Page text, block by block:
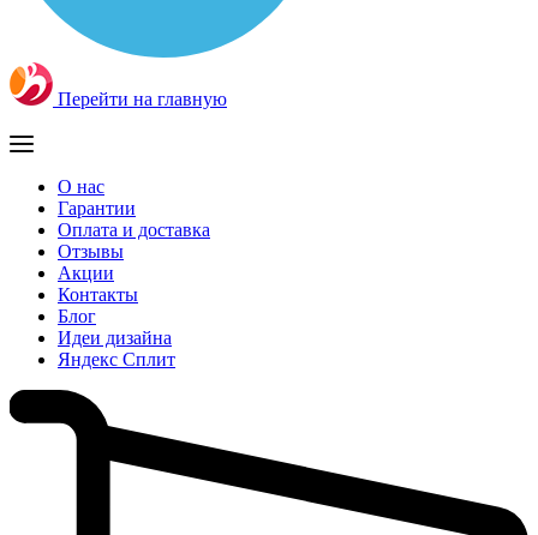
Перейти на главную
О нас
Гарантии
Оплата и доставка
Отзывы
Акции
Контакты
Блог
Идеи дизайна
Яндекс Сплит